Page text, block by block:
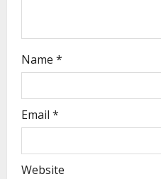
Name *
Email *
Website